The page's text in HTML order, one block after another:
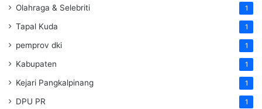
Olahraga & Selebriti 1
Tapal Kuda 1
pemprov dki 1
Kabupaten 1
Kejari Pangkalpinang 1
DPU PR 1